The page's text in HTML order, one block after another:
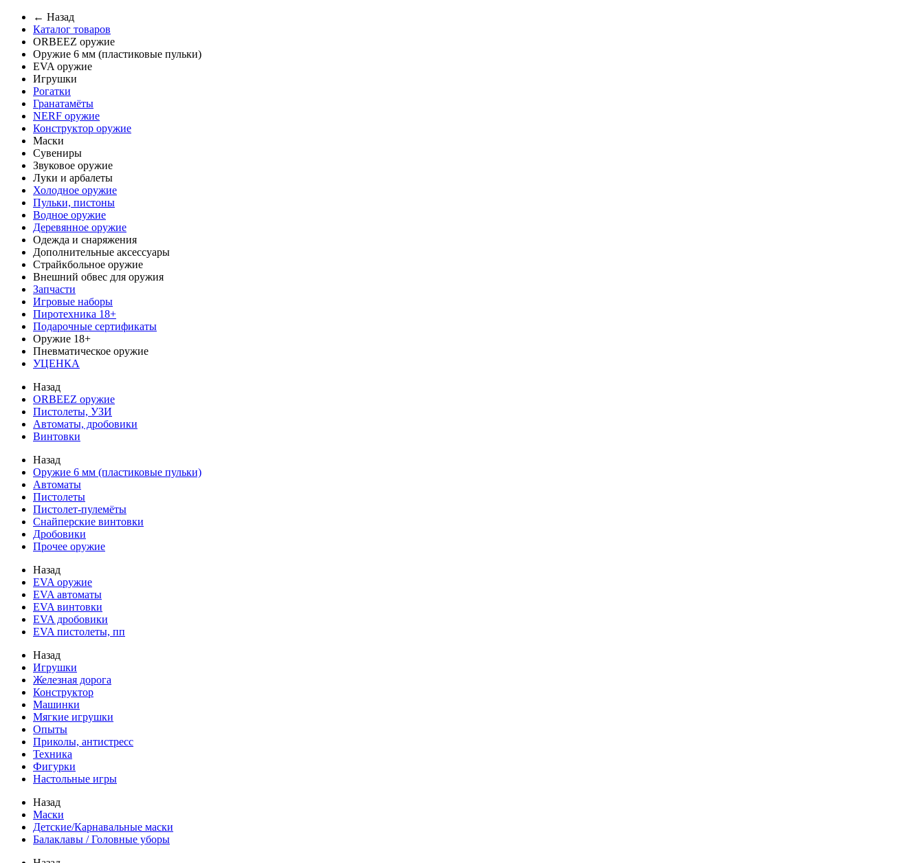
← Назад
Каталог товаров
ORBEEZ оружие
Оружие 6 мм (пластиковые пульки)
EVA оружие
Игрушки
Рогатки
Гранатамёты
NERF оружие
Конструктор оружие
Маски
Сувениры
Звуковое оружие
Луки и арбалеты
Холодное оружие
Пульки, пистоны
Водное оружие
Деревянное оружие
Одежда и снаряжения
Дополнительные аксессуары
Страйкбольное оружие
Внешний обвес для оружия
Запчасти
Игровые наборы
Пиротехника 18+
Подарочные сертификаты
Оружие 18+
Пневматическое оружие
УЦЕНКА
Назад
ORBEEZ оружие
Пистолеты, УЗИ
Автоматы, дробовики
Винтовки
Назад
Оружие 6 мм (пластиковые пульки)
Автоматы
Пистолеты
Пистолет-пулемёты
Снайперские винтовки
Дробовики
Прочее оружие
Назад
EVA оружие
EVA автоматы
EVA винтовки
EVA дробовики
EVA пистолеты, пп
Назад
Игрушки
Железная дорога
Конструктор
Машинки
Мягкие игрушки
Опыты
Приколы, антистресс
Техника
Фигурки
Настольные игры
Назад
Маски
Детские/Карнавальные маски
Балаклавы / Головные уборы